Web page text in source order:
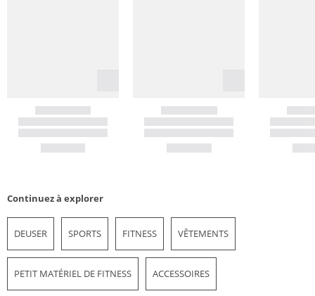
Continuez à explorer
DEUSER SPORTS FITNESS VÊTEMENTS
PETIT MATÉRIEL DE FITNESS ACCESSOIRES